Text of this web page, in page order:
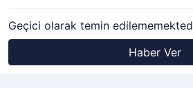
Geçici olarak temin
Haber Ver